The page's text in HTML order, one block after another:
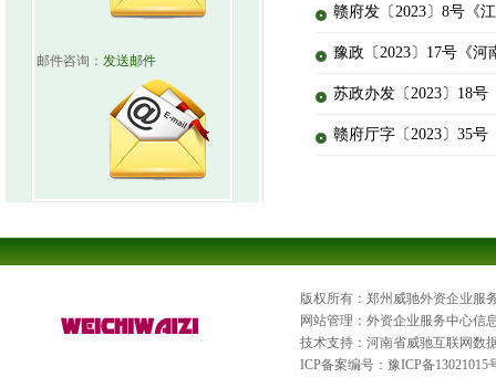
邮件咨询： 发送邮件
赣府发〔2023〕8号《
豫政〔2023〕17号《
苏政办发〔2023〕18
赣府厅字〔2023〕35
版权所有：郑州威驰外资企业服
网站管理：外资企业服务中心信
技术支持：河南省威驰互联网数
ICP备案编号： 豫ICP备13021015